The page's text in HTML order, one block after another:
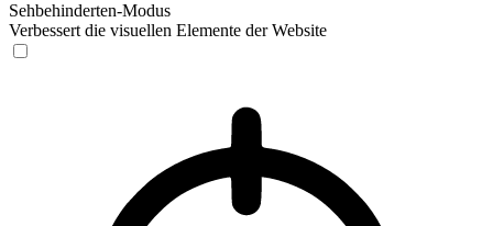
Sehbehinderten-Modus
Verbessert die visuellen Elemente der Website